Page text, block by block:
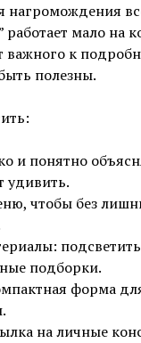
нагромождения
работает мало на
важного к
полезны.
и понятно
удивить.
чтобы без
подборки.
форма
на личные